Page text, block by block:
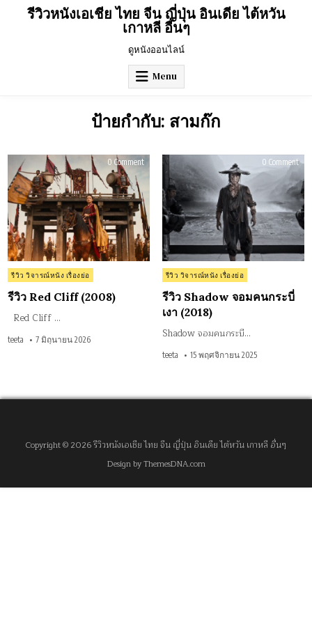
รีวิวหนังเอเชีย ไทย จีน ญี่ปุ่น อินเดีย ไต้หวัน
เกาหลี อื่นๆ
ดูหนังออนไลน์
Menu
ป้ายกำกับ: สามก๊ก
0 Commenton
รีวิว
Red
(2008)
Posted
in
รีวิว วิจารณ์หนัง เรื่องย่อ
รีวิว Red Cliff (2008)
Red Cliff …
teeta 7 มิถุนายน 2026
0 Commenton
รีวิว
จอ
คน
กร
เงา
Posted
in
รีวิว วิจารณ์หนัง เรื่องย่อ
รีวิว Shadow จอมคนกระบี่
เงา (2018)
Shadow จอมคนกระบี…
teeta 15 พฤศจิกายน 2025
Copyright © 2026 รีวิวหนังเอเชีย ไทย จีน ญี่ปุ่น อินเดีย ไต้หวัน เกาหลี อื่นๆ
Design by ThemesDNA.com